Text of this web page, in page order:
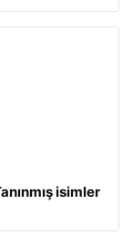
isimler